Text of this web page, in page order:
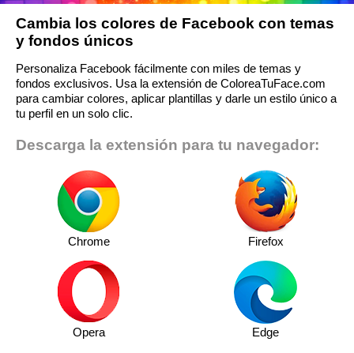
Cambia los colores de Facebook con temas
y fondos únicos
Personaliza Facebook fácilmente con miles de temas y
fondos exclusivos. Usa la extensión de ColoreaTuFace.com
para cambiar colores, aplicar plantillas y darle un estilo único a
tu perfil en un solo clic.
Descarga la extensión para tu navegador:
Chrome Firefox
Opera Edge